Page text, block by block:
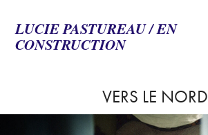
LUCIE PASTUREAU / EN
CONSTRUCTION
VERS LE NORD